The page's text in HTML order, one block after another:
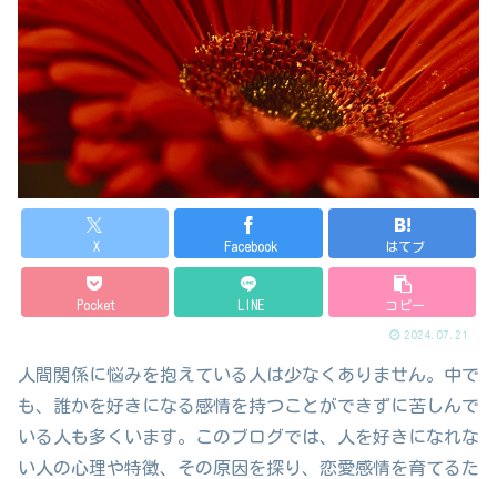
X Facebook はてブ
Pocket LINE コピー
2024.07.21
人間関係に悩みを抱えている人は少なくありません。中で
も、誰かを好きになる感情を持つことができずに苦しんで
いる人も多くいます。このブログでは、人を好きになれな
い人の心理や特徴、その原因を探り、恋愛感情を育てるた